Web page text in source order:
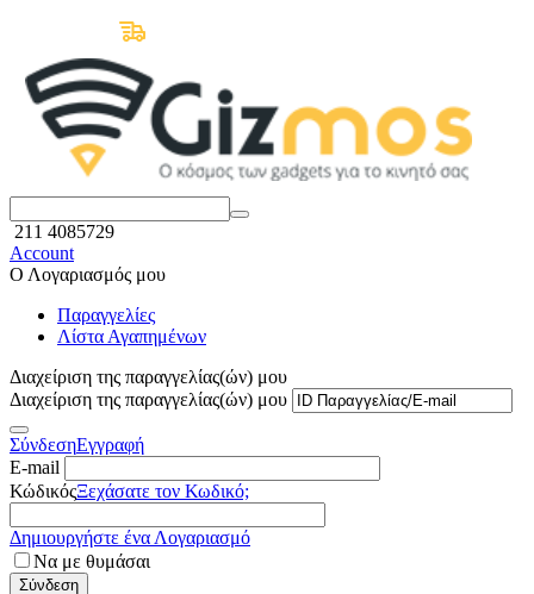
211 4085729
Account
Ο Λογαριασμός μου
Παραγγελίες
Λίστα Αγαπημένων
Διαχείριση της παραγγελίας(ών) μου
Διαχείριση της παραγγελίας(ών) μου
ΣύνδεσηΕγγραφή
E-mail
ΚώδικόςΞεχάσατε τον Κωδικό;
Δημιουργήστε ένα Λογαριασμό
Να με θυμάσαι
Σύνδεση